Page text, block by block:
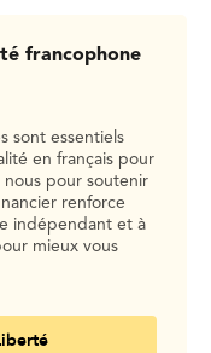
francophone
sont essentiels
en français pour
nous pour soutenir
renforce
indépendant et à
mieux vous